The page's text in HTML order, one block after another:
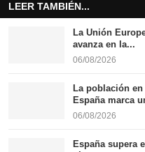
HABITAT RURAL
La población en España
INFORMACIÓN
LEER TAMBIÉN...
La Unión
avanza en la...
06/08/2026
La población en
España marca
06/08/2026
España supera el